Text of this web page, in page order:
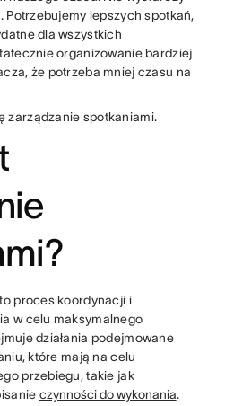
lepszych spotkań,
dla wszystkich
organizowanie bardziej
że potrzeba mniej czasu na
zarządzanie spotkaniami.
proces koordynacji i
w celu maksymalnego
działania podejmowane
które mają na celu
przebiegu, takie jak
czynności do wykonania.